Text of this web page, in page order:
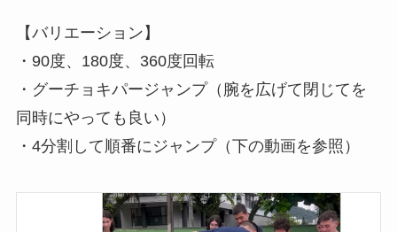
【バリエーション】
・90度、180度、360度回転
・グーチョキパージャンプ（腕を広げて閉じてを
同時にやっても良い）
・4分割して順番にジャンプ（下の動画を参照）